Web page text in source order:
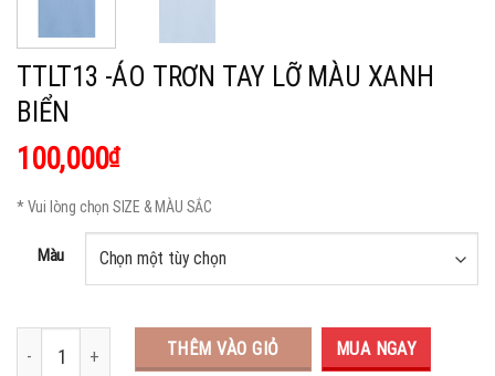
TTLT13 -ÁO TRƠN TAY LỠ MÀU XANH
BIỂN
100,000₫
* Vui lòng chọn SIZE & MÀU SẮC
Màu
THÊM VÀO GIỎ MUA NGAY